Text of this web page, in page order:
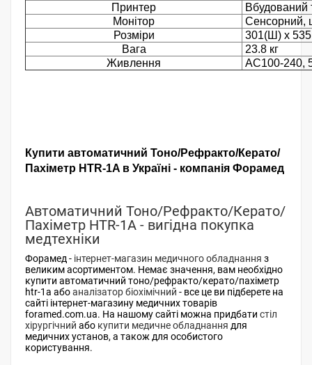
Принтер
Вбудований
Монітор
Сенсорний,
Розміри
301(Ш) x
Вага
23.8 кг
Живлення
AC100-240,
Купити автоматичний Тоно/Рефракто/Керато/
Пахіметр HTR-1A в Україні - компанія Форамед
Автоматичний Тоно/Рефракто/Керато/
Пахіметр HTR-1A - вигідна покупка
медтехніки
Форамед - інтернет-магазин медичного обладнання з
великим асортиментом. Немає значення, вам необхідно
купити автоматичний тоно/рефракто/керато/пахіметр
htr-1a абоаналізатор біохімічний - все це ви підберете на
сайті інтернет-магазину медичних товарів
foramed.com.ua. На нашому сайті можна придбати стіл
хірургічний або купити медичне обладнання для
медичних установ, а також для особистого
користування.